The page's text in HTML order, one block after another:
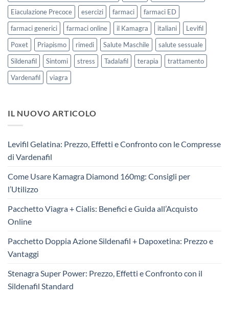
Eiaculazione Precoce
esercizi farmaci
farmaci ED
farmaci generici
farmaci online il Kamagra italiani
Levifil
Poxet
Priapismo rimedi Salute Maschile
salute sessuale
Sildenafil
Sintomi stress Tadalafil terapia
trattamento
Vardenafil
viagra
IL NUOVO ARTICOLO
Levifil Gelatina: Prezzo, Effetti e Confronto con le Compresse
di Vardenafil
Come Usare Kamagra Diamond 160mg: Consigli per
l’Utilizzo
Pacchetto Viagra + Cialis: Benefici e Guida all’Acquisto
Online
Pacchetto Doppia Azione Sildenafil + Dapoxetina: Prezzo e
Vantaggi
Stenagra Super Power: Prezzo, Effetti e Confronto con il
Sildenafil Standard